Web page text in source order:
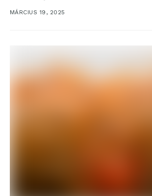
os, 15-16 éves...
MÁRCIUS 19, 2025